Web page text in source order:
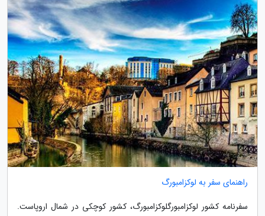
راهنمای سفر به لوکزامبورگ
سفرنامه کشور لوکزامبورگلوکزامبورگ، کشور کوچکی در شمال اروپاست.